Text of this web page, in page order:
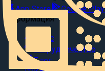
App Store
Google Play
Информация
О нас
Сотрудничество
Блог